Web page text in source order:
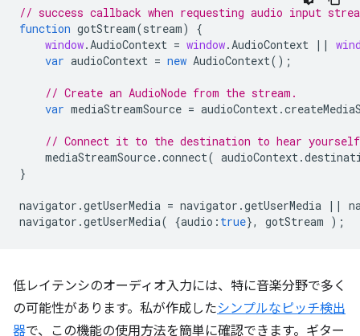
// success callback when requesting audio input
function gotStream(stream)
{
window.AudioContext = window.AudioContext ||
var audioContext = new AudioContext();
// Create an AudioNode from the stream.
var mediaStreamSource = audioContext.
// Connect it to the destination to hear
mediaStreamSource.connect( audioContext.
}
navigator .getUserMedia = navigator .getUserMedia ||
navigator .getUserMedia( {audio : true}, gotStream );
低レイテンシのオーディオ入力には、特に音楽分野で多く
の可能性があります。私が作成したシンプルなピッチ検出
器で、この機能の使用方法を簡単に確認できます。ギター